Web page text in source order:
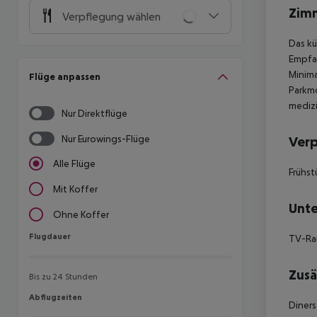
Verpflegung wählen
Flüge anpassen
Nur Direktflüge
Nur Eurowings-Flüge
Alle Flüge
Mit Koffer
Ohne Koffer
Flugdauer
Flugdauer
Bis zu 24 Stunden
Abflugzeiten
Abflugzeiten
Das
TV-